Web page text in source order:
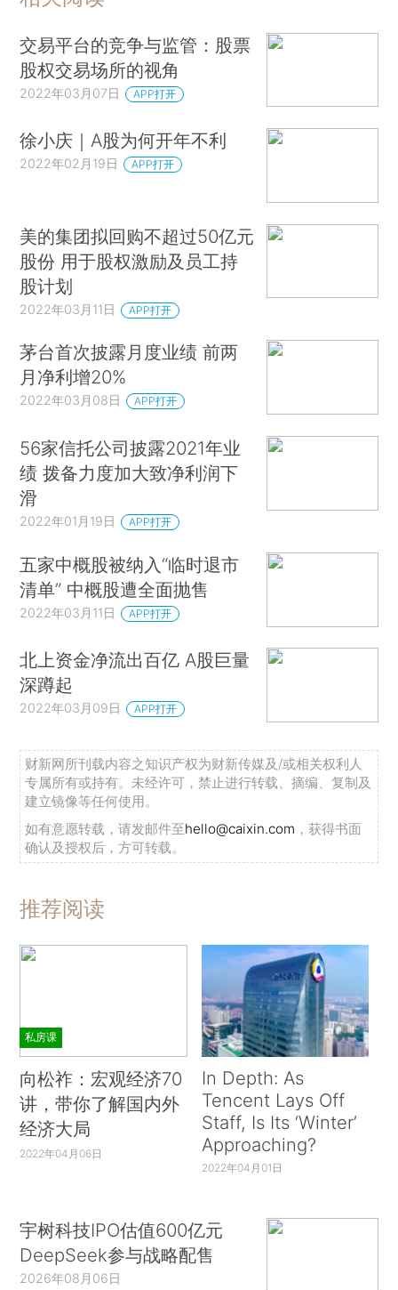
交易平台的竞争与监管：股票
股权交易场所的视角
2022年03月07日 APP打开
徐小庆｜A股为何开年不利
2022年02月19日 APP打开
美的集团拟回购不超过50亿元
股份 用于股权激励及员工持
股计划
2022年03月11日 APP打开
茅台首次披露月度业绩 前两
月净利增20%
2022年03月08日 APP打开
56家信托公司披露2021年业
绩 拨备力度加大致净利润下
滑
2022年01月19日 APP打开
五家中概股被纳入“临时退市
清单” 中概股遭全面抛售
2022年03月11日 APP打开
北上资金净流出百亿 A股巨量
深蹲起
2022年03月09日 APP打开
财新网所刊载内容之知识产权为财新传媒及/或相关权利人
专属所有或持有。未经许可，禁止进行转载、摘编、复制及
建立镜像等任何使用。
如有意愿转载，请发邮件至hello@caixin.com ，获得书面
确认及授权后，方可转载。
推荐阅读
私房课
向松祚：宏观经济70
讲，带你了解国内外
经济大局
2022年04月06日
In Depth: As
Tencent Lays Off
Staff, Is Its ‘Winter’
Approaching?
2022年04月01日
宇树科技IPO估值600亿元
DeepSeek参与战略配售
2026年08月06日